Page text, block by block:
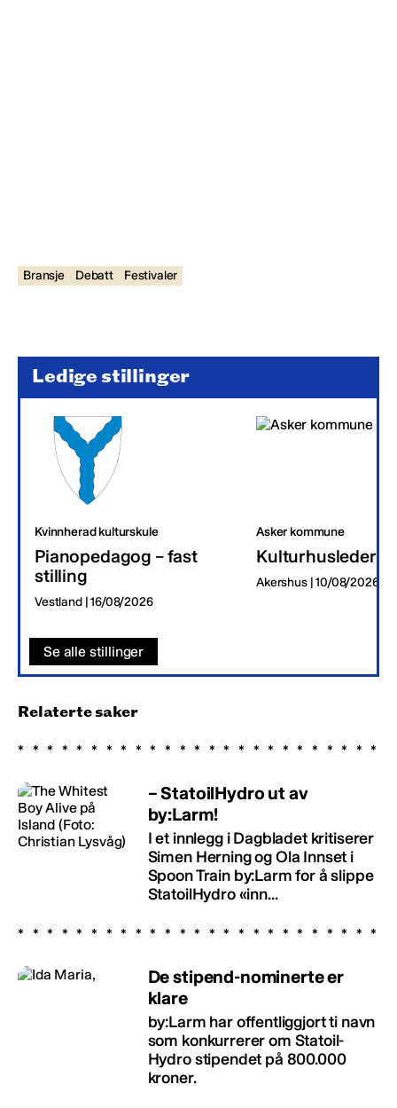
Bransje Debatt Festivaler
Ledige stillinger
Kvinnherad kulturskule
Pianopedagog – fast
stilling
Vestland | 16/08/2026
Asker kommune
Kulturhusleder
Akershus | 10/08/2026
Se alle stillinger
Relaterte saker
– StatoilHydro ut av
by:Larm!
I et innlegg i Dagbladet kritiserer
Simen Herning og Ola Innset i
Spoon Train by:Larm for å slippe
StatoilHydro «inn...
De stipend-nominerte er
klare
by:Larm har offentliggjort ti navn
som konkurrerer om Statoil-
Hydro stipendet på 800.000
kroner.